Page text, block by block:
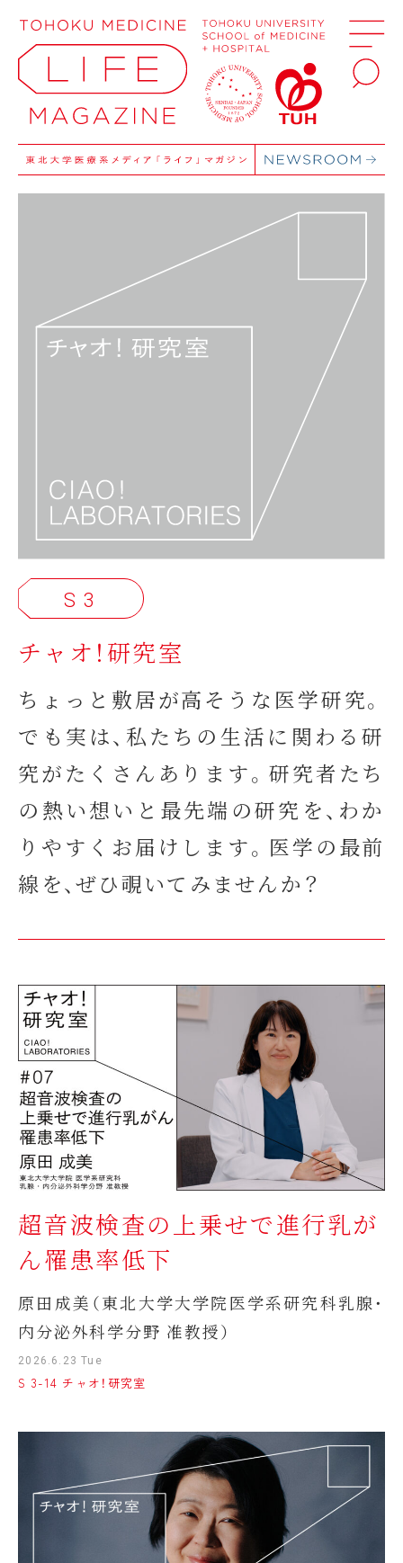
S 3
チャオ！研究室
ちょっと敷居が高そうな医学研究。
でも実は、私たちの生活に関わる研
究がたくさんあります。研究者たち
の熱い想いと最先端の研究を、わか
りやすくお届けします。医学の最前
線を、ぜひ覗いてみませんか？
超音波検査の上乗せで進行乳が
ん罹患率低下
原田成美（東北大学大学院医学系研究科乳腺・
内分泌外科学分野 准教授）
2026.6.23 Tue
S 3-14 チャオ！研究室